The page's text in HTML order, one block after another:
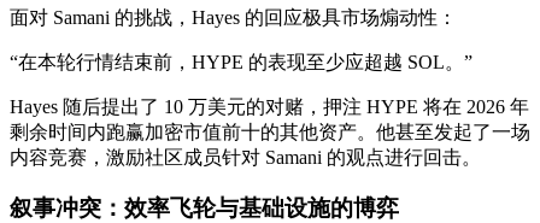
面对 Samani 的挑战，Hayes 的回应极具市场煽动性：
“在本轮行情结束前，HYPE 的表现至少应超越 SOL。”
Hayes 随后提出了 10 万美元的对赌 ，押注 HYPE 将在 2026 年
剩余时间内跑赢加密市值前十的其他资产。他甚至发起了一场
内容竞赛，激励社区成员针对 Samani 的观点进行回击。
叙事冲突：效率飞轮与基础设施的博弈